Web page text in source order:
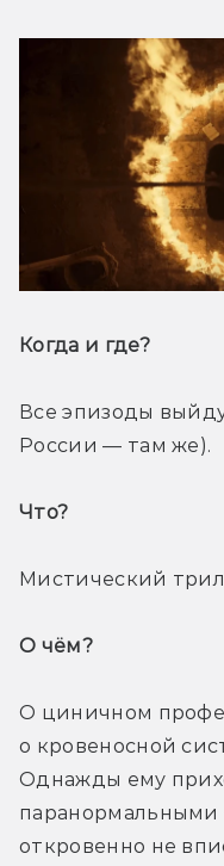
Когда и где?
Все эпизоды
России — там же).
Что?
Мистический
О чём?
О циничном
о кровеносной
Однажды ему
паранормальными
откровенно не